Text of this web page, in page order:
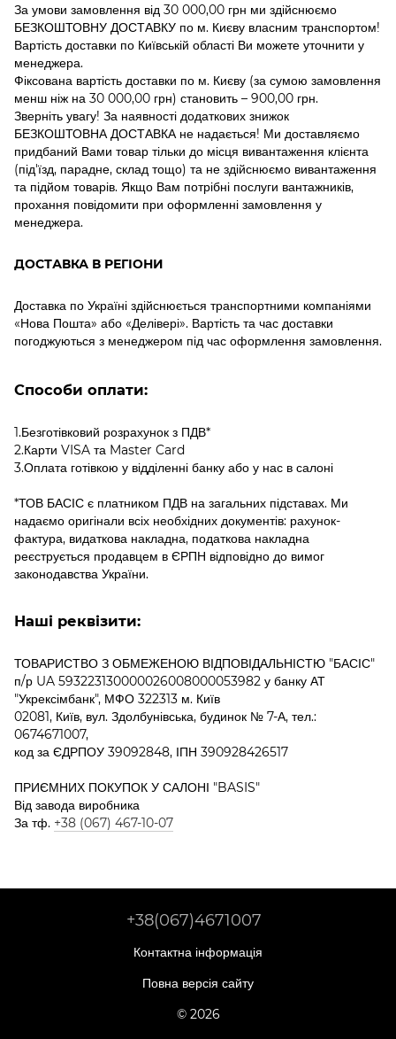
За умови замовлення від 30 000,00 грн ми здійснюємо
БЕЗКОШТОВНУ ДОСТАВКУ по м. Києву власним транспортом!
Вартість доставки по Київській області Ви можете уточнити у
менеджера.
Фіксована вартість доставки по м. Києву (за сумою замовлення
менш ніж на 30 000,00 грн) становить – 900,00 грн.
Зверніть увагу! За наявності додаткових знижок
БЕЗКОШТОВНА ДОСТАВКА не надається! Ми доставляємо
придбаний Вами товар тільки до місця вивантаження клієнта
(під'їзд, парадне, склад тощо) та не здійснюємо вивантаження
та підйом товарів. Якщо Вам потрібні послуги вантажників,
прохання повідомити при оформленні замовлення у
менеджера.
ДОСТАВКА В РЕГІОНИ
Доставка по Україні здійснюється транспортними компаніями
«Нова Пошта» або «Делівері». Вартість та час доставки
погоджуються з менеджером під час оформлення замовлення.
Способи оплати:
1.Безготівковий розрахунок з ПДВ*
2.Карти VISA та Master Card
3.Оплата готівкою у відділенні банку або у нас в салоні
*ТОВ БАСІС є платником ПДВ на загальних підставах. Ми
надаємо оригінали всіх необхідних документів: рахунок-
фактура, видаткова накладна, податкова накладна
реєструється продавцем в ЄРПН відповідно до вимог
законодавства України.
Наші реквізити:
ТОВАРИСТВО З ОБМЕЖЕНОЮ ВІДПОВІДАЛЬНІСТЮ "БАСІС"
п/р UA 593223130000026008000053982 у банку АТ
"Укрексімбанк", МФО 322313 м. Київ
02081, Київ, вул. Здолбунівська, будинок № 7-А, тел.:
0674671007,
код за ЄДРПОУ 39092848, ІПН 390928426517
ПРИЄМНИХ ПОКУПОК У САЛОНІ "BASIS"
Від завода виробника
За тф. +38 (067) 467-10-07
+38(067)4671007
Контактна інформація
Повна версія сайту
© 2026